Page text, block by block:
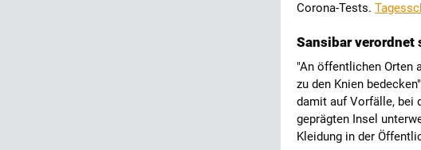
Corona-Tests.
Sansibar verordnet
"An öffentlichen Orten
zu den Knien
damit auf Vorfälle, bei
geprägten Insel
Kleidung in der